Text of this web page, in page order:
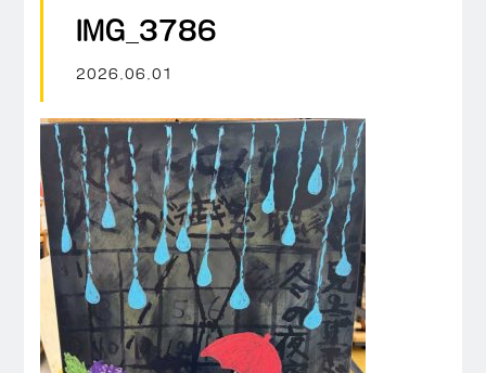
IMG_3786
2026.06.01